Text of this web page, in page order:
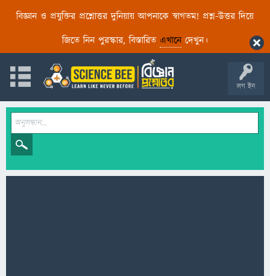
বিজ্ঞান ও প্রযুক্তির প্রশ্নোত্তর দুনিয়ায় আপনাকে স্বাগতম! প্রশ্ন-উত্তর দিয়ে
জিতে নিন পুরস্কার, বিস্তারিত এখানেদেখুন।
লগ ইন